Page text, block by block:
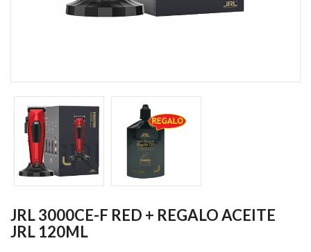
JRL 3000CE-F RED + REGALO ACEITE
JRL 120ML